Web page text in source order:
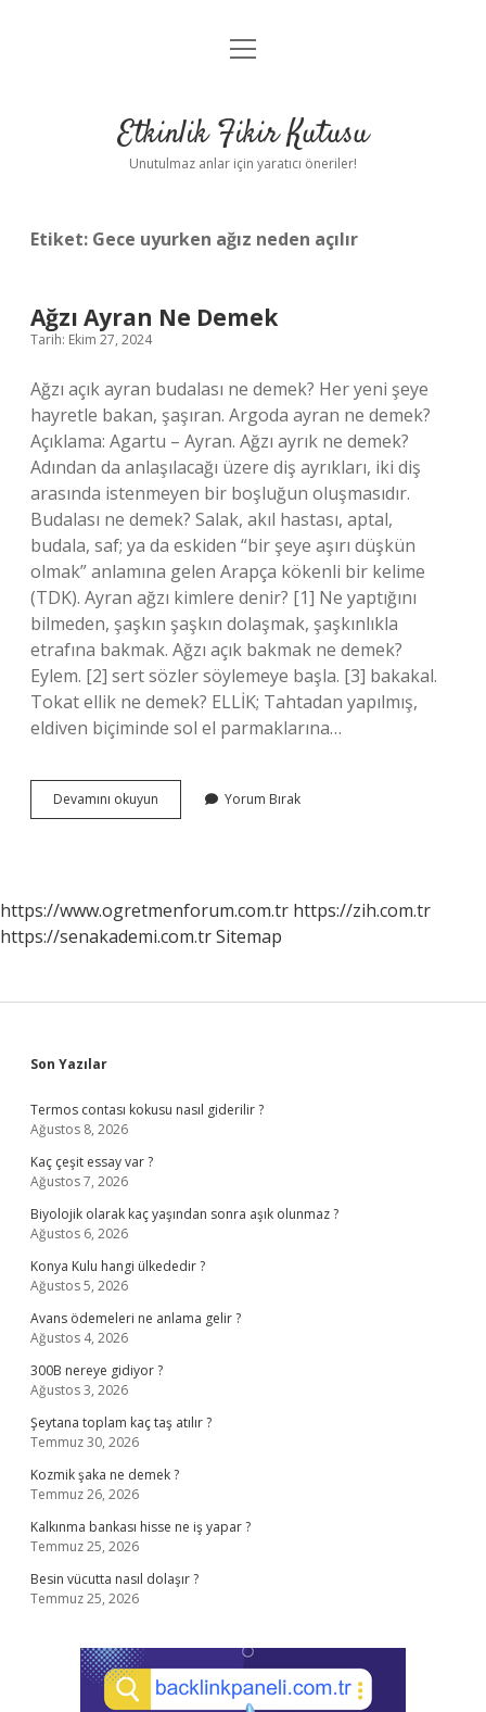
Anasayfa
Yasal Uyarı
menüyü
Etkinlik Fikir Kutusu
Unutulmaz anlar için yaratıcı öneriler!
Etiket: Gece uyurken ağız neden açılır
Ağzı Ayran Ne Demek
Tarih: Ekim 27, 2024
Ağzı açık ayran budalası ne demek? Her yeni şeye
hayretle bakan, şaşıran. Argoda ayran ne demek?
Açıklama: Agartu – Ayran. Ağzı ayrık ne demek?
Adından da anlaşılacağı üzere diş ayrıkları, iki diş
arasında istenmeyen bir boşluğun oluşmasıdır.
Budalası ne demek? Salak, akıl hastası, aptal,
budala, saf; ya da eskiden “bir şeye aşırı düşkün
olmak” anlamına gelen Arapça kökenli bir kelime
(TDK). Ayran ağzı kimlere denir? [1] Ne yaptığını
bilmeden, şaşkın şaşkın dolaşmak, şaşkınlıkla
etrafına bakmak. Ağzı açık bakmak ne demek?
Eylem. [2] sert sözler söylemeye başla. [3] bakakal.
Tokat ellik ne demek? ELLİK; Tahtadan yapılmış,
eldiven biçiminde sol el parmaklarına…
Devamını okuyun
Ayran
Yorum Bırak
https://www.ogretmenforum.com.tr https://zih.com.tr
https://senakademi.com.trSitemap
Sidebar
Son Yazılar
Termos contası kokusu nasıl giderilir ?
Ağustos 8, 2026
Kaç çeşit essay var ?
Ağustos 7, 2026
Biyolojik olarak kaç yaşından sonra aşık olunmaz ?
Ağustos 6, 2026
Konya Kulu hangi ülkededir ?
Ağustos 5, 2026
Avans ödemeleri ne anlama gelir ?
Ağustos 4, 2026
300B nereye gidiyor ?
Ağustos 3, 2026
Şeytana toplam kaç taş atılır ?
Temmuz 30, 2026
Kozmik şaka ne demek ?
Temmuz 26, 2026
Kalkınma bankası hisse ne iş yapar ?
Temmuz 25, 2026
Besin vücutta nasıl dolaşır ?
Temmuz 25, 2026